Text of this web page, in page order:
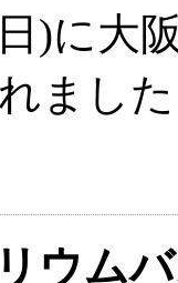
)に大
まし
リウム